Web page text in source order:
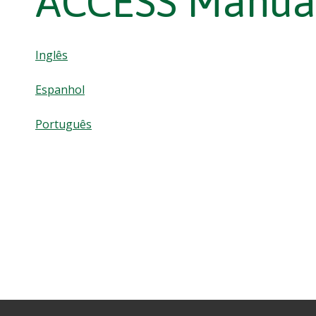
Inglês
Espanhol
Português